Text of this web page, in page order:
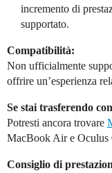
incremento di
supportato.
Compatibilità:
Non ufficialmente
offrire un’esperienza
Se stai trasferendo
Potresti ancora trovare
MacBook Air e Oculus
Consiglio di